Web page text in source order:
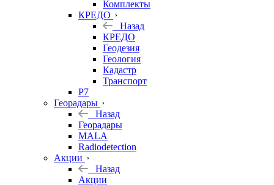
Комплекты
КРЕДО
Назад
КРЕДО
Геодезия
Геология
Кадастр
Транспорт
Р7
Георадары
Назад
Георадары
MALA
Radiodetection
Акции
Назад
Акции